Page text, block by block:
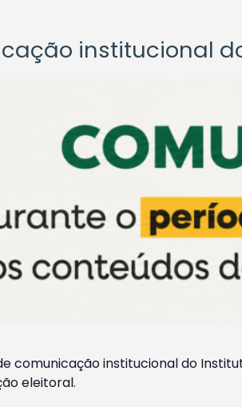
institucional
comunicação institucional do
eleitoral.